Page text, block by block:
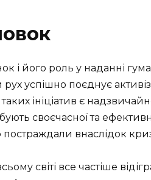
і його роль у наданні
успішно поєднує
ініціатив є
своєчасної та
постраждали внаслідок
світі все частіше